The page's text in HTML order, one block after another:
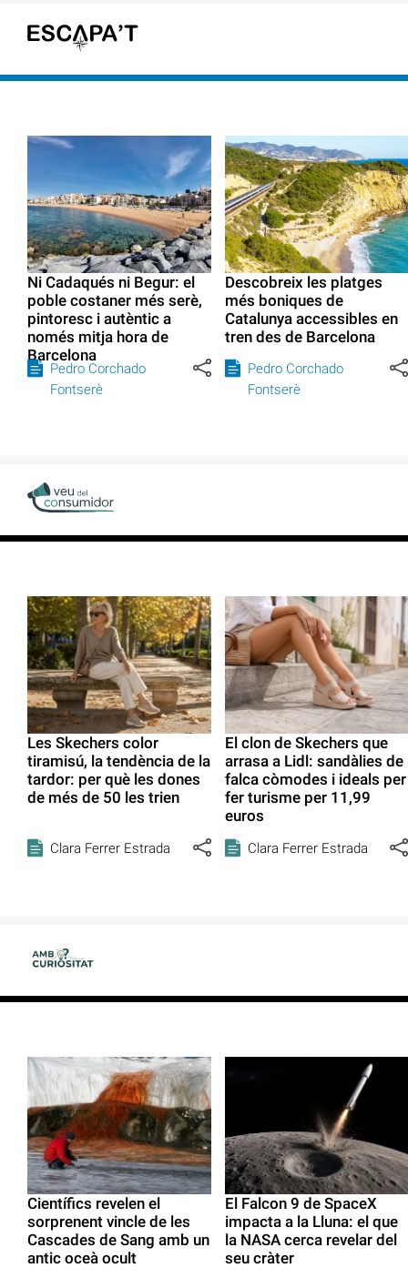
Ni Cadaqués ni Begur: el
poble costaner més serè,
pintoresc i autèntic a
només mitja hora de
Barcelona
Pedro Corchado
Fontserè
Descobreix les platges
més boniques de
Catalunya accessibles en
tren des de Barcelona
Pedro Corchado
Fontserè
Les Skechers color
tiramisú, la tendència de la
tardor: per què les dones
de més de 50 les trien
Clara Ferrer Estrada
El clon de Skechers que
arrasa a Lidl: sandàlies de
falca còmodes i ideals per
fer turisme per 11,99
euros
Clara Ferrer Estrada
Científics revelen el
sorprenent vincle de les
Cascades de Sang amb un
antic oceà ocult
El Falcon 9 de SpaceX
impacta a la Lluna: el que
la NASA cerca revelar del
seu cràter